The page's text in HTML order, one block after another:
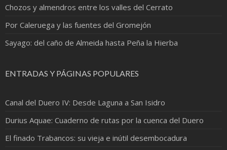
Chozos y almendros entre los valles del Cerrato
Por Caleruega y las fuentes del Gromejón
Sayago: del caño de Almeida hasta Peña la Hierba
ENTRADAS Y PÁGINAS POPULARES
Canal del Duero IV: Desde Laguna a San Isidro
Durius Aquae: Cuaderno de rutas por la cuenca del Duero
El finado Trabancos: su vieja e inútil desembocadura